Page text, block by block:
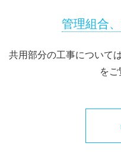
管理組合
共用部分の工事について
を